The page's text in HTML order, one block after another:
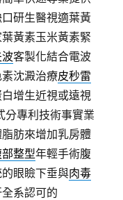
研生醫視適葉黃
黃素玉米黃素緊
波客製化結合電波
沈澱治療皮秒雷
增生近視或遠視
分專利技術事實業
肪來增加乳房體
部整型年輕手術腹
眼瞼下垂與肉毒
系認可的